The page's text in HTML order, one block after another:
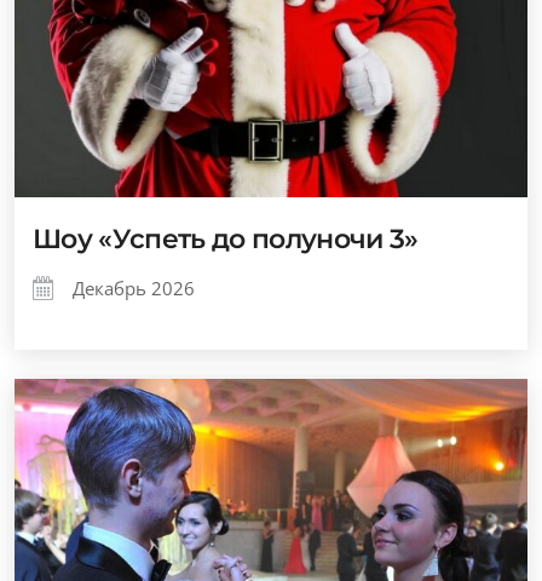
Шоу «Успеть до полуночи 3»
Декабрь 2026